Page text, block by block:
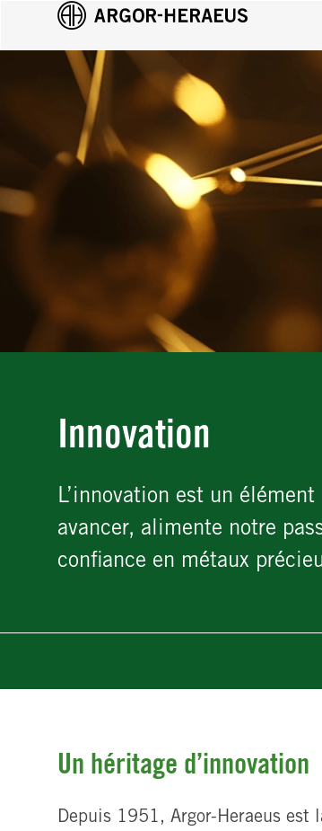
Innovation
L’innovation est un
avancer, alimente notre
confiance en métaux
Un héritage d’innovation
Depuis 1951, Argor-Heraeus